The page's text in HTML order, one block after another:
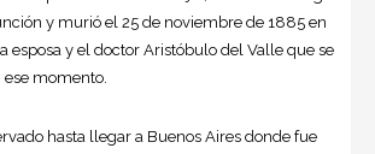
y murió el 25 de noviembre de 1885 en
esposa y el doctor Aristóbulo del Valle que se
ese momento.
hasta llegar a Buenos Aires donde fue